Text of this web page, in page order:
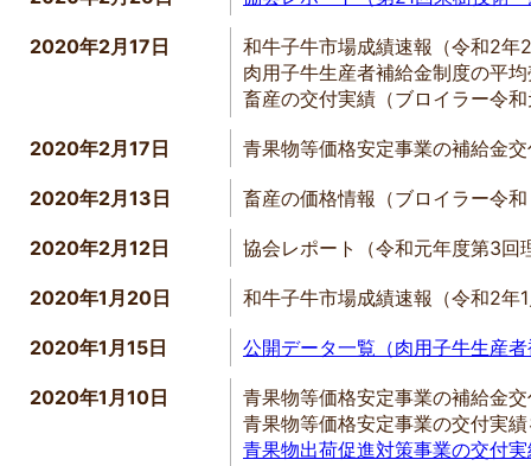
2020年2月17日
和牛子牛市場成績速報（令和2
肉用子牛生産者補給金制度の平
畜産の交付実績（ブロイラー令
2020年2月17日 青果物等価格安定事業の補給金
2020年2月13日 畜産の価格情報（ブロイラー令
2020年2月12日 協会レポート（令和元年度第3回
2020年1月20日 和牛子牛市場成績速報（令和2年
2020年1月15日 公開データ一覧（肉用子牛生産
2020年1月10日
青果物等価格安定事業の補給金
青果物等価格安定事業の交付実
青果物出荷促進対策事業の交付